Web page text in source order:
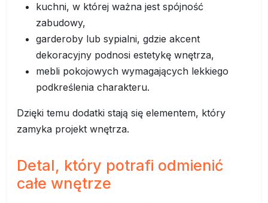
kuchni, w której ważna jest spójność
zabudowy,
garderoby lub sypialni, gdzie akcent
dekoracyjny podnosi estetykę wnętrza,
mebli pokojowych wymagających lekkiego
podkreślenia charakteru.
Dzięki temu dodatki stają się elementem, który
zamyka projekt wnętrza.
Detal, który potrafi odmienić
całe wnętrze